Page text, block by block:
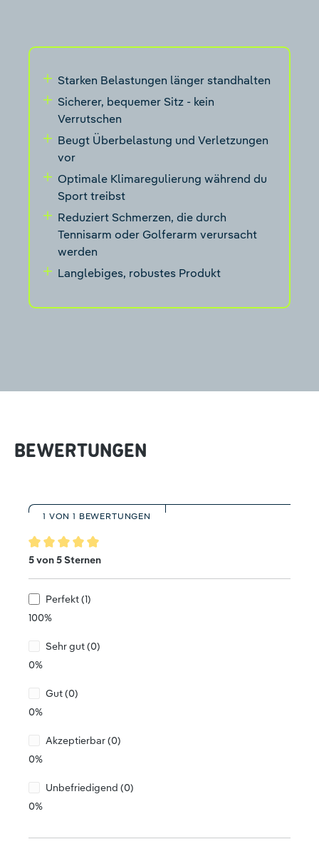
Starken Belastungen länger standhalten
Sicherer, bequemer Sitz - kein
Verrutschen
Beugt Überbelastung und Verletzungen
vor
Optimale Klimaregulierung während du
Sport treibst
Reduziert Schmerzen, die durch
Tennisarm oder Golferarm verursacht
werden
Langlebiges, robustes Produkt
BEWERTUNGEN
1 VON 1 BEWERTUNGEN
Durchschnittliche Bewertung von 5 von 5 Sternen
5 von 5 Sternen
Perfekt (1)
100%
Sehr gut (0)
0%
Gut (0)
0%
Akzeptierbar (0)
0%
Unbefriedigend (0)
0%